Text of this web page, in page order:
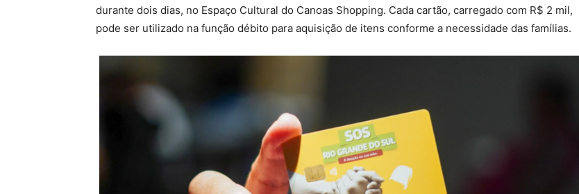
durante dois dias, no Espaço Cultural do Canoas Shopping. Cada cartão, carregado com R$ 2 mil,
pode ser utilizado na função débito para aquisição de itens conforme a necessidade das famílias.